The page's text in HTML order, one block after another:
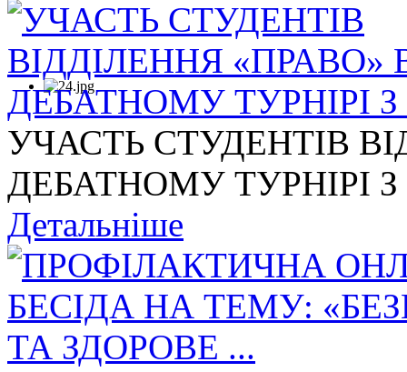
УЧАСТЬ СТУДЕНТІВ
ДЕБАТНОМУ ТУРНІРІ З
Детальніше